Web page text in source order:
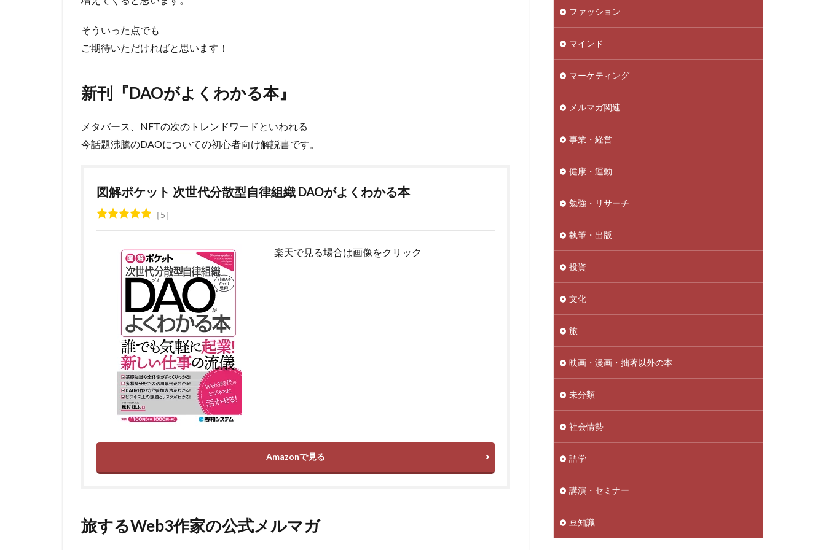
そういった点でも
ご期待いただければと思います！
新刊『DAOがよくわかる本』
メタバース、NFTの次のトレンドワードといわれる
今話題沸騰のDAOについての初心者向け解説書です。
図解ポケット 次世代分散型自律組織 DAOがよくわかる本
5
楽天で見る場合は画像をクリック
Amazonで見る
旅するWeb3作家の公式メルマガ
ファッション
マインド
マーケティング
メルマガ関連
事業・経営
健康・運動
勉強・リサーチ
執筆・出版
投資
文化
旅
映画・漫画・拙著以外の本
未分類
社会情勢
語学
講演・セミナー
豆知識